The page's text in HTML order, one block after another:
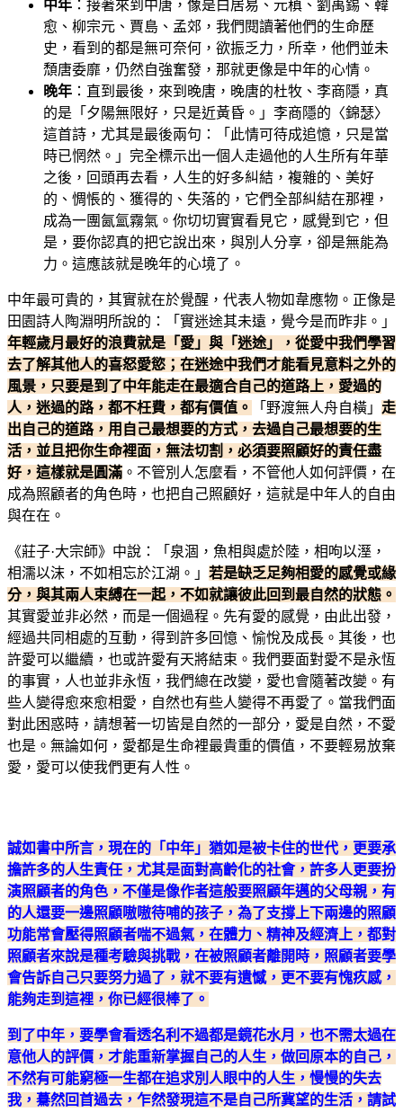
中年 ：接著來到中唐，像是白居易、元稹、劉禹錫、韓
愈、柳宗元、賈島、孟郊，我們閱讀著他們的生命歷
史，看到的都是無可奈何，欲振乏力，所幸，他們並未
頹唐委靡，仍然自強奮發，那就更像是中年的心情。
晚年 ：直到最後，來到晚唐，晚唐的杜牧、李商隱，真
的是「夕陽無限好，只是近黃昏。」李商隱的〈錦瑟〉
這首詩，尤其是最後兩句：「此情可待成追憶，只是當
時已惘然。」完全標示出一個人走過他的人生所有年華
之後，回頭再去看，人生的好多糾結，複雜的、美好
的、惆悵的、獲得的、失落的，它們全部糾結在那裡，
成為一團氤氳霧氣。你切切實實看見它，感覺到它，但
是，要你認真的把它說出來，與別人分享，卻是無能為
力。這應該就是晚年的心境了。
中年最可貴的，其實就在於覺醒，代表人物如韋應物。正像是
田園詩人陶淵明所說的：「實迷途其未遠，覺今是而昨非。」
年輕歲月最好的浪費就是「愛」與「迷途」，從愛中我們學習
去了解其他人的喜怒愛慾；在迷途中我們才能看見意料之外的
風景，只要是到了中年能走在最適合自己的道路上，愛過的
人，迷過的路，都不枉費，都有價值。
「野渡無人舟自橫」 走
出自己的道路，用自己最想要的方式，去過自己最想要的生
活，並且把你生命裡面，無法切割，必須要照顧好的責任盡
好，這樣就是圓滿 。不管別人怎麼看，不管他人如何評價，在
成為照顧者的角色時，也把自己照顧好，這就是中年人的自由
與在在。
《莊子·大宗師》中說：「 泉涸，魚相與處於陸，相呴以溼，
相濡以沫，不如相忘於江湖。 」 若是缺乏足夠相愛的感覺或緣
分，與其兩人束縛在一起，不如就讓彼此回到最自然的狀態。
其實愛並非必然，而是一個過程。先有愛的感覺，由此出發，
經過共同相處的互動，得到許多回憶、愉悅及成長。其後，也
許愛可以繼續，也或許愛有天將結束。我們要面對愛不是永恆
的事實，人也並非永恆，我們總在改變，愛也會隨著改變。有
些人變得愈來愈相愛，自然也有些人變得不再愛了。當我們面
對此困惑時，請想著一切皆是自然的一部分，愛是自然，不愛
也是。無論如何，愛都是生命裡最貴重的價值，不要輕易放棄
愛，愛可以使我們更有人性。
誠如書中所言，現在的「中年」猶如是被卡住的世代，更要承
擔許多的人生責任，尤其是面對高齡化的社會，許多人更要扮
演照顧者的角色，不僅是像作者這般要照顧年邁的父母親，有
的人還要一邊照顧嗷嗷待哺的孩子，為了支撐上下兩邊的照顧
功能常會壓得照顧者喘不過氣，在體力、精神及經濟上，都對
照顧者來說是種考驗與挑戰，在被照顧者離開時，照顧者要學
會告訴自己只要努力過了，就不要有遺憾，更不要有愧疚感，
能夠走到這裡，你已經很棒了。
到了中年，要學會看透名利不過都是鏡花水月，也不需太過在
意他人的評價，才能重新掌握自己的人生，做回原本的自己，
不然有可能窮極一生都在追求別人眼中的人生，慢慢的失去
我，驀然回首過去，乍然發現這不是自己所冀望的生活，請試